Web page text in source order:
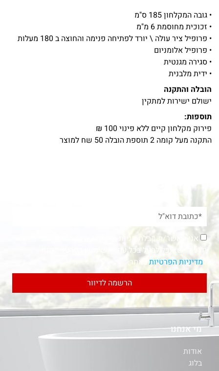
• גובה המקלחון 185 ס"מ
• זכוכית מחוסמת 6 מ"מ
• פרופיל ציר עולה \ יורד לפתיחה פנימה והחוצה ב 180 מעלות
• פרופיל אלומניום
• סגירה מגנטית
• ידית מלבנית
הובלה והתקנה
ישולם ישירות למתקין
תוספות:
פירוק מקלחון קיים ללא פינוי 100 ₪
התקנה מעל קומה 2 תוספת הובלה 50 שח למוצר
אני מאשר/ת קבלת פניות ומידע שיווקי בכל אמצעי דיוור.
ידוע לי שאוכל לבטל בכל עת, והשימוש בפרטיי כפוף
מדיניות הפרטיותבאתר.
הרשמה לדיוור
מי אנחנו
אודות
בלוג